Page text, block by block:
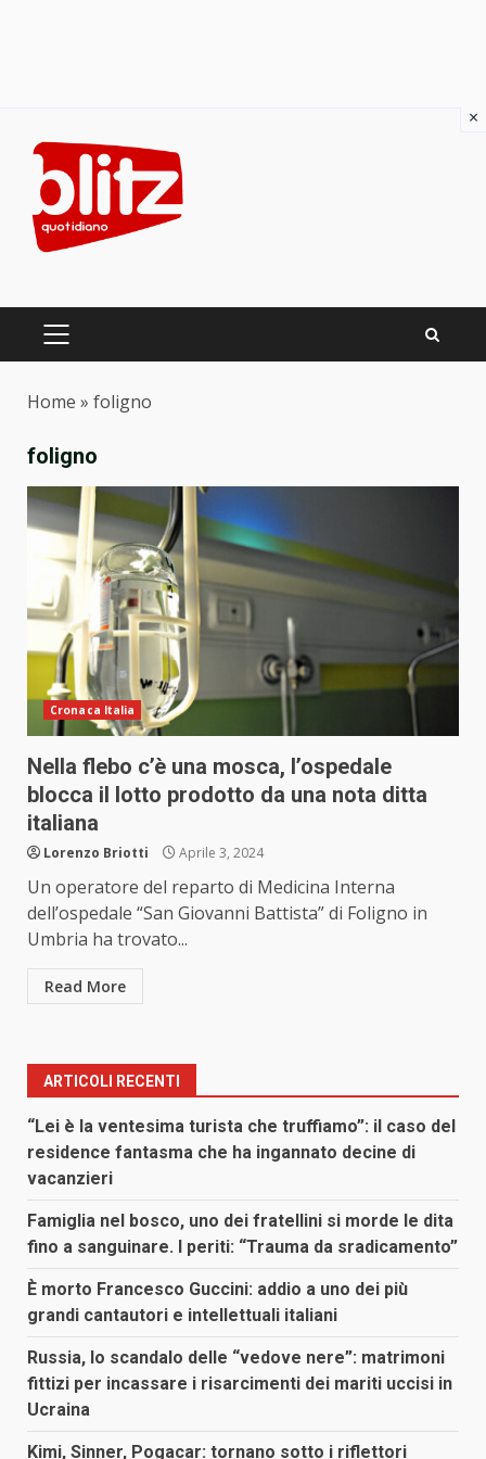
content
PRIMARY
Home » foligno
foligno
Cronaca Italia
Nella flebo c’è una mosca, l’ospedale
blocca il lotto prodotto da una nota ditta
italiana
Lorenzo Briotti Aprile 3, 2024
Un operatore del reparto di Medicina Interna
dell’ospedale “San Giovanni Battista” di Foligno in
Umbria ha trovato...
Read More
ARTICOLI RECENTI
“Lei è la ventesima turista che truffiamo”: il caso del
residence fantasma che ha ingannato decine di
vacanzieri
Famiglia nel bosco, uno dei fratellini si morde le dita
fino a sanguinare. I periti: “Trauma da sradicamento”
È morto Francesco Guccini: addio a uno dei più
grandi cantautori e intellettuali italiani
Russia, lo scandalo delle “vedove nere”: matrimoni
fittizi per incassare i risarcimenti dei mariti uccisi in
Ucraina
Kimi, Sinner, Pogacar: tornano sotto i riflettori
×